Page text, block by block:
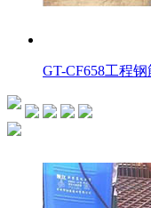
GT-CF658工程钢